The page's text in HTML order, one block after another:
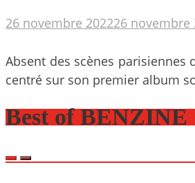
26 novembre 202226 novembre
Absent des scènes
centré sur son premier album
Best of BENZINE